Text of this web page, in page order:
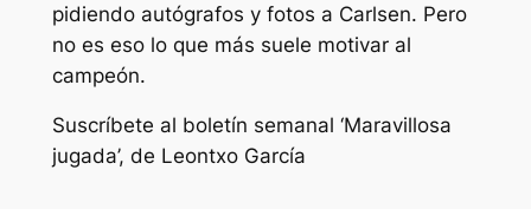
pidiendo autógrafos y fotos a Carlsen. Pero
no es eso lo que más suele motivar al
campeón.
Suscríbete al boletín semanal ‘Maravillosa
jugada’, de Leontxo García